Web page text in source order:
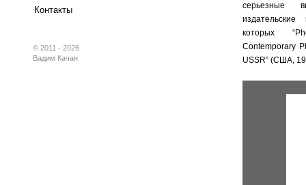
Контакты
© 2011 - 2026
Вадим Качан
серьезные
которых
Contemporary
USSR” (США,